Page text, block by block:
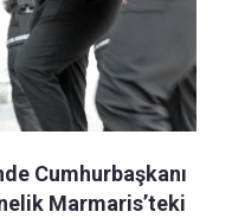
Cumhurbaşkanı
Marmaris’teki